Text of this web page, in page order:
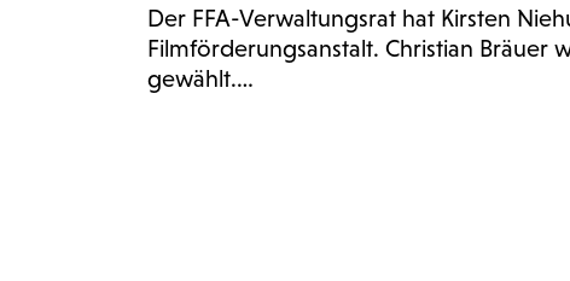
Der FFA-Verwaltungsrat hat Kirsten
Filmförderungsanstalt. Christian Bräuer
gewählt.…